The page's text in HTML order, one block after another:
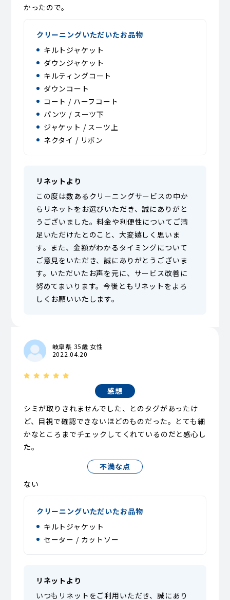
かったので。
クリーニングいただいたお品物
キルトジャケット
ダウンジャケット
キルティングコート
ダウンコート
コート / ハーフコート
パンツ / スーツ下
ジャケット / スーツ上
ネクタイ / リボン
リネットより
この度は数あるクリーニングサービスの中か
らリネットをお選びいただき、誠にありがと
うございました。料金や利便性についてご満
足いただけたとのこと、大変嬉しく思いま
す。また、金額がわかるタイミングについて
ご意見をいただき、誠にありがとうございま
す。いただいたお声を元に、サービス改善に
努めてまいります。今後ともリネットをよろ
しくお願いいたします。
岐阜県 35歳 女性
2022.04.20
感想
シミが取りきれませんでした、とのタグがあったけ
ど、目視で確認できないほどのものだった。とても細
かなところまでチェックしてくれているのだと感心し
た。
不満な点
ない
クリーニングいただいたお品物
キルトジャケット
セーター / カットソー
リネットより
いつもリネットをご利用いただき、誠にあり